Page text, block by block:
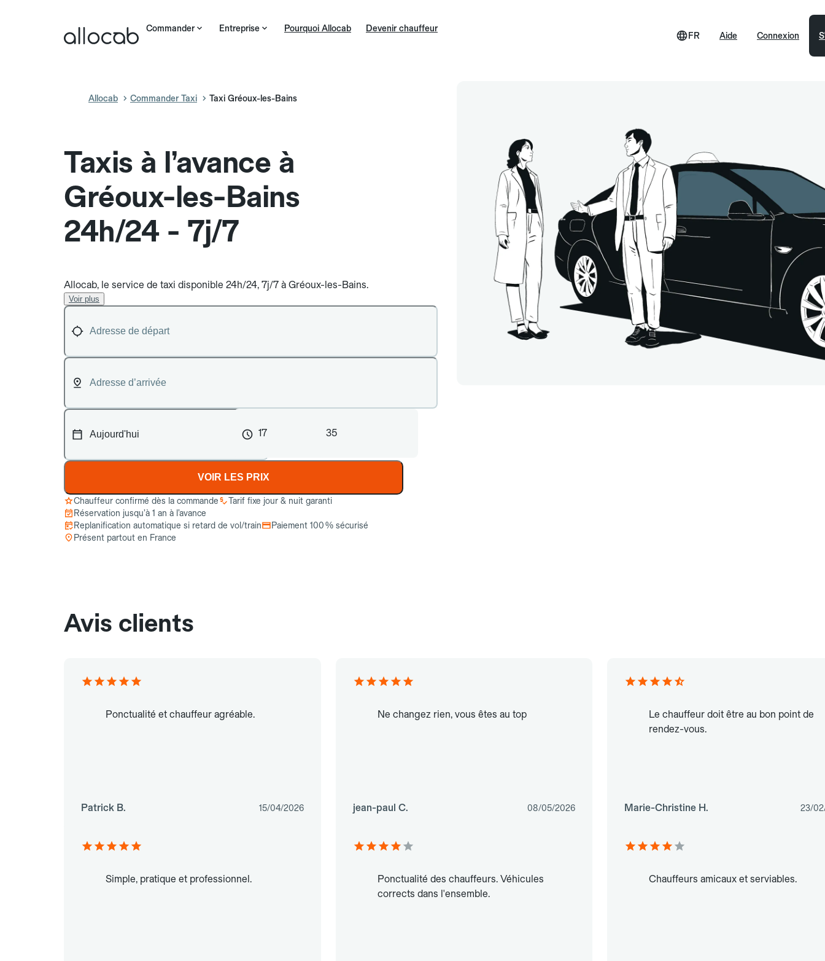
Commander Entreprise Pourquoi Allocab Devenir chauffeur
Aide
FR Connexion
Allocab Commander Taxi Taxi Gréoux-les-Bains
Taxis à l’avance à
Gréoux-les-Bains
24h/24 - 7j/7
Allocab, le service de taxi disponible 24h/24, 7j/7 à Gréoux-les-Bains.
Voir plus
17 35
VOIR LES PRIX
Chauffeur confirmé dès la commande
Tarif fixe jour & nuit garanti
Réservation jusqu’à 1 an à l’avance
Replanification automatique si retard de vol/train
Paiement 100 % sécurisé
Présent partout en France
Avis clients
Ponctualité et chauffeur agréable.
Patrick B. 15/04/2026
Ne changez rien, vous êtes au top
jean-paul C. 08/05/2026
Le chauffeur doit être au bon point de
rendez-vous.
Marie-Christine H. 23/
Simple, pratique et professionnel.
Ponctualité des chauffeurs. Véhicules
corrects dans l'ensemble.
Chauffeurs amicaux et serviables.